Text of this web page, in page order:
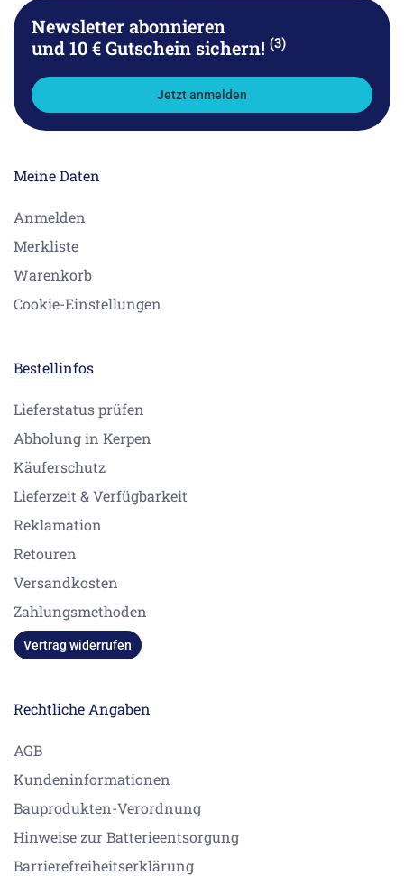
Newsletter abonnieren
und 10 € Gutschein sichern! (3)
Jetzt anmelden
Meine Daten
Anmelden
Merkliste
Warenkorb
Cookie-Einstellungen
Bestellinfos
Lieferstatus prüfen
Abholung in Kerpen
Käuferschutz
Lieferzeit & Verfügbarkeit
Reklamation
Retouren
Versandkosten
Zahlungsmethoden
Vertrag widerrufen
Rechtliche Angaben
AGB
Kundeninformationen
Bauprodukten-Verordnung
Hinweise zur Batterieentsorgung
Barrierefreiheitserklärung